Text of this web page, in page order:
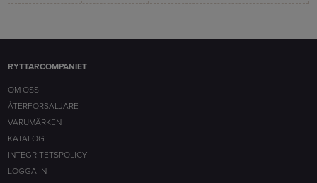
RYTTARCOMPANIET
OM OSS
ÅTERFÖRSÄLJARE
VARUMÄRKEN
KATALOG
INTEGRITETSPOLICY
LOGGA IN